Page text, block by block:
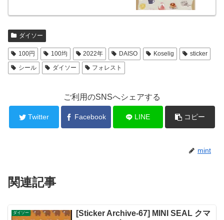
ダイソー
100円 100均 2022年 DAISO Koselig
sticker
シール
ダイソー フォレスト
ご利用のSNSへシェアする
Twitter Facebook LINE コピー
mint
関連記事
ダイソー
[Sticker Archive-67] MINI SEAL クマ